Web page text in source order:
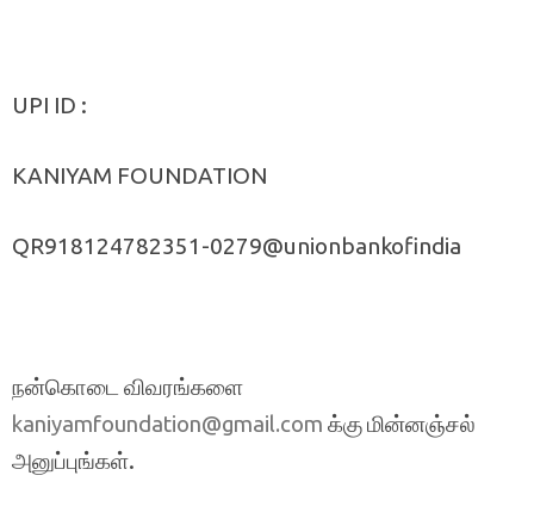
UPI ID :
KANIYAM FOUNDATION
QR918124782351-0279@unionbankofindia
நன்கொடை விவரங்களை
kaniyamfoundation@gmail.com க்கு மின்னஞ்சல்
அனுப்புங்கள்.